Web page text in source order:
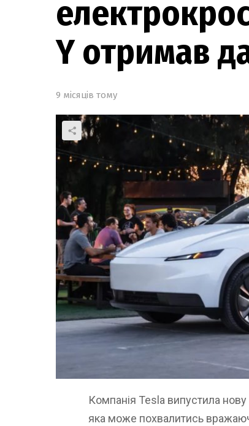
Y отримав
9 місяців тому
Компанія Tesla випустила
яка може похвалитись